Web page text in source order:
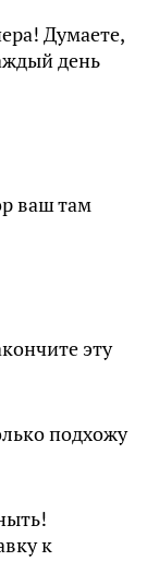
Думаете,
день
ваш там
эту
подхожу
к